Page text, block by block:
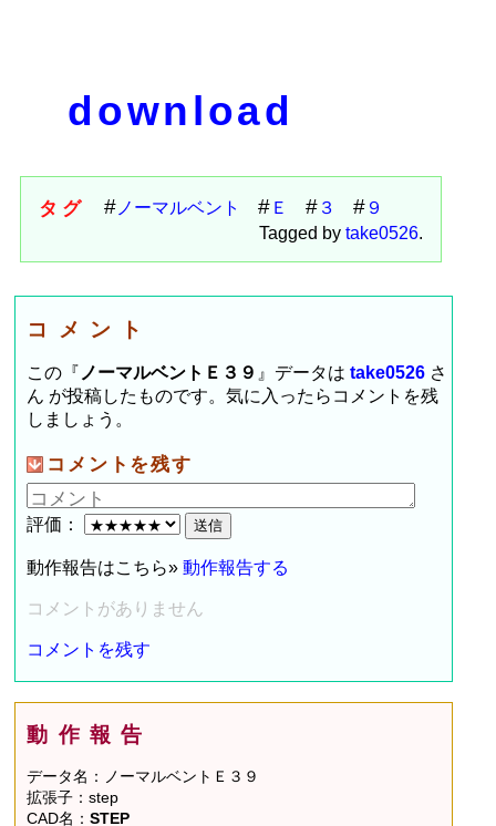
download
タグ ノーマルベント Ｅ ３
９
Tagged by take0526.
コメント
この『 ノーマルベントＥ３９ 』データはtake0526 さ
ん が投稿したものです。気に入ったらコメントを残
しましょう。
コメントを残す
評価：
動作報告はこちら»動作報告する
コメントがありません
コメントを残す
動作報告
データ名：ノーマルベントＥ３９
拡張子：step
CAD名：STEP